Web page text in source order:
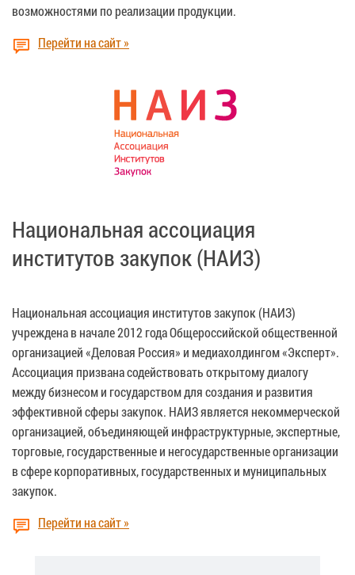
возможностями по реализации продукции.
Перейти на сайт »
Национальная ассоциация
институтов закупок (НАИЗ)
Национальная ассоциация институтов закупок (НАИЗ)
учреждена в начале 2012 года Общероссийской общественной
организацией «Деловая Россия» и медиахолдингом «Эксперт».
Ассоциация призвана содействовать открытому диалогу
между бизнесом и государством для создания и развития
эффективной сферы закупок. НАИЗ является некоммерческой
организацией, объединяющей инфраструктурные, экспертные,
торговые, государственные и негосударственные организации
в сфере корпоративных, государственных и муниципальных
закупок.
Перейти на сайт »